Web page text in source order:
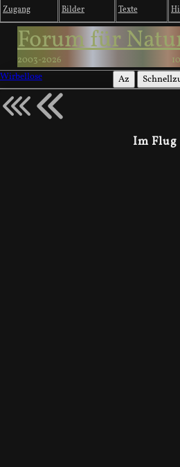
Zugang Bilder Texte
Forum für
2003-2026
Wirbellose
Az
Im Flug